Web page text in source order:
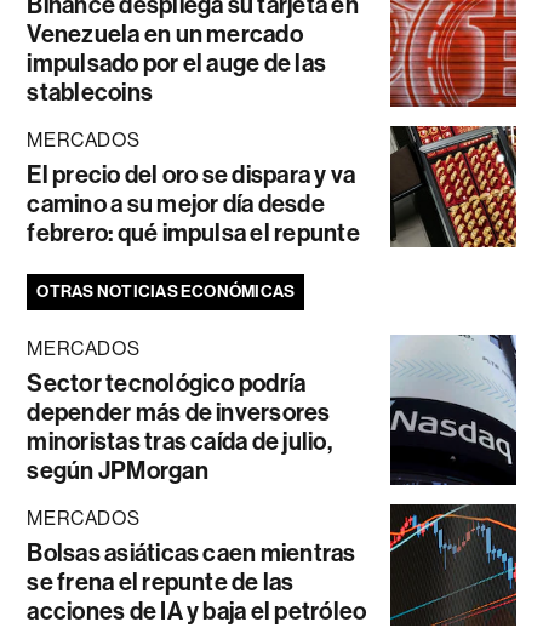
Venezuela en un mercado
impulsado por el auge de las
stablecoins
MERCADOS
El precio del oro se dispara y va
camino a su mejor día desde
febrero: qué impulsa el repunte
OTRAS NOTICIAS ECONÓMICAS
MERCADOS
Sector tecnológico podría
depender más de inversores
minoristas tras caída de julio,
según JPMorgan
MERCADOS
Bolsas asiáticas caen mientras
se frena el repunte de las
acciones de IA y baja el petróleo